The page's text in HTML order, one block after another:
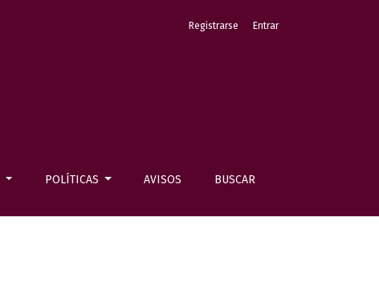
POLÍTICAS AVISOS BUSCAR
Registrarse Entrar